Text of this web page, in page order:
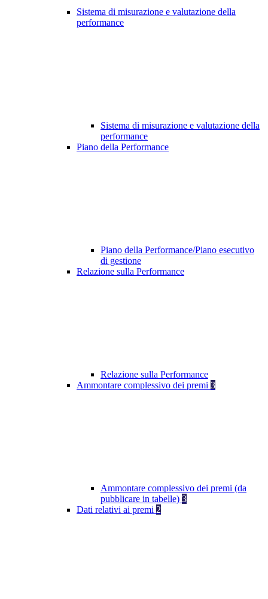
Sistema di misurazione e valutazione della
performance
Sistema di misurazione e valutazione della
performance
Piano della Performance
Piano della Performance/Piano esecutivo
di gestione
Relazione sulla Performance
Relazione sulla Performance
Ammontare complessivo dei premi 3
Ammontare complessivo dei premi (da
pubblicare in tabelle) 3
Dati relativi ai premi 2